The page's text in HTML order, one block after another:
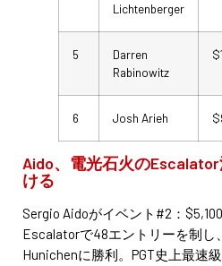
Lichtenberger
5
Darren
Rabinowitz
6 Josh Arieh
Aido、電光石火の
ける
Sergio Aidoがイベント#2：
Escalatorで48エントリーを制し
Hunichenに勝利。PGT史上最速